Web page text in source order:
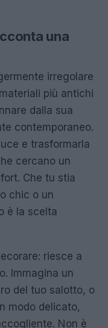
una
irregolare
più antichi
dalla sua
contemporaneo.
e trasformarla
cercano un
Che tu stia
chic o un
è la scelta
riesce a
Immagina un
del tuo salotto, o
modo delicato,
Non è